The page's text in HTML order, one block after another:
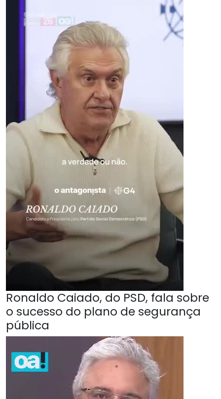
Ronaldo Caiado, do PSD, fala sobre
o sucesso do plano de segurança
pública